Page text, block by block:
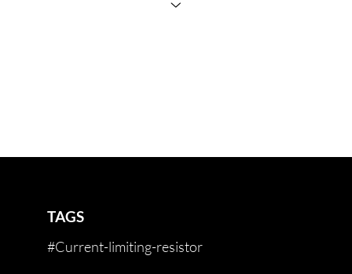
TAGS
#Current-limiting-resistor